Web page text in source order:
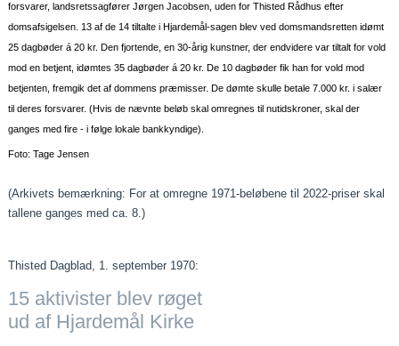
forsvarer, landsretssagfører Jørgen Jacobsen, uden for Thisted Rådhus efter
domsafsigelsen. 13 af de 14 tiltalte i Hjardemål-sagen blev ved domsmandsretten idømt
25 dagbøder á 20 kr. Den fjortende, en 30-årig kunstner, der endvidere var tiltalt for vold
mod en betjent, idømtes 35 dagbøder á 20 kr. De 10 dagbøder fik han for vold mod
betjenten, fremgik det af dommens præmisser. De dømte skulle betale 7.000 kr. i salær
til deres forsvarer. (Hvis de nævnte beløb skal omregnes til nutidskroner, skal der
ganges med fire - i følge lokale bankkyndige).
Foto: Tage Jensen
(Arkivets bemærkning: For at omregne 1971-beløbene til 2022-priser skal
tallene ganges med ca. 8.)
Thisted Dagblad, 1. september 1970:
15 aktivister blev røget
ud af Hjardemål Kirke